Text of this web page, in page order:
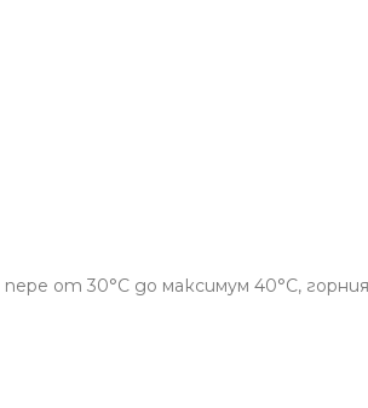
от 30°С до максимум 40°С,